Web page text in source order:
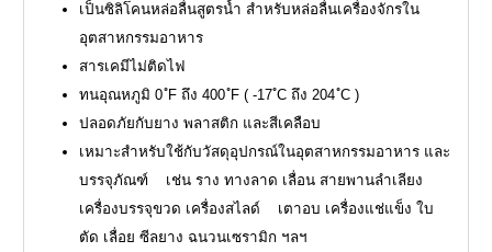
เป็นซิลิโคนหล่อลื่นสูตรน้ำ สำหรับหล่อลื่นเครื่องจักรใน
อุตสาหกรรมอาหาร
สารเคมีไม่ติดไฟ
ทนอุณหภูมิ 0 ํF ถึง 400 ํF ( -17 ํC ถึง 204 ํC )
ปลอดภัยกับยาง พลาสติก และสีเคลือบ
เหมาะสำหรับใช้กับวัสดุอุปกรณ์ในอุตสาหกรรมอาหาร และ
บรรจุภัณฑ์ เช่น ราง ทางลาด เลื่อน สายพานลำเลียง
เครื่องบรรจุขวด เครื่องสไลด์ เตาอบ เครื่องแช่แข็ง ใบ
ตัด เลื่อย ซีลยาง ฉนวนเซรามิก ฯลฯ